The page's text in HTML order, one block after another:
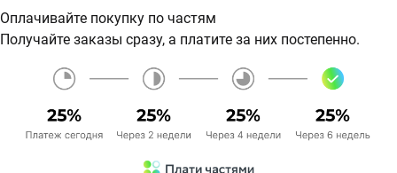
Оплачивайте покупку по частям
Получайте заказы сразу, а платите за них постепенно.